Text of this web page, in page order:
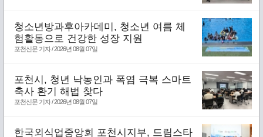
청소년방과후아카데미, 청소년 여름 체
험활동으로 건강한 성장 지원
포천신문 기자 / 2026년 08월 07일
포천시, 청년 낙농인과 폭염 극복 스마트
축사 환기 해법 찾다
포천신문 기자 / 2026년 08월 07일
한국외식업중앙회 포천시지부, 드림스타